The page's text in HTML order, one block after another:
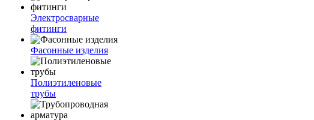
Электросварные
фитинги
Фасонные изделия
Полиэтиленовые
трубы